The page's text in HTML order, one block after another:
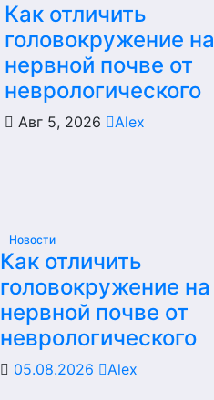
Как отличить
головокружение на
нервной почве от
неврологического
Авг 5, 2026 Alex
Новости
Как отличить
головокружение на
нервной почве от
неврологического
05.08.2026 Alex